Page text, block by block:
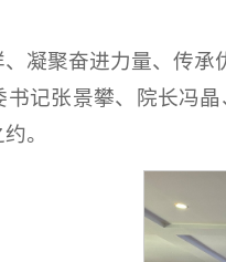
凝聚奋进力量、传
书记张景攀、院长冯
。